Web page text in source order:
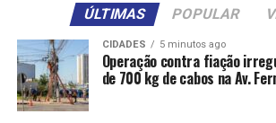
Rosita e Ottavio se conheceram em
ainda era atleta e competiu nas
daquele ano. Na época, Rosita
freiras da Santa Cruz, que decidiram
à capital inglesa.
ÚLTIMAS POPULAR
CIDADES 5 minutos ago
Operação contra fiação
de 700 kg de cabos na Av.